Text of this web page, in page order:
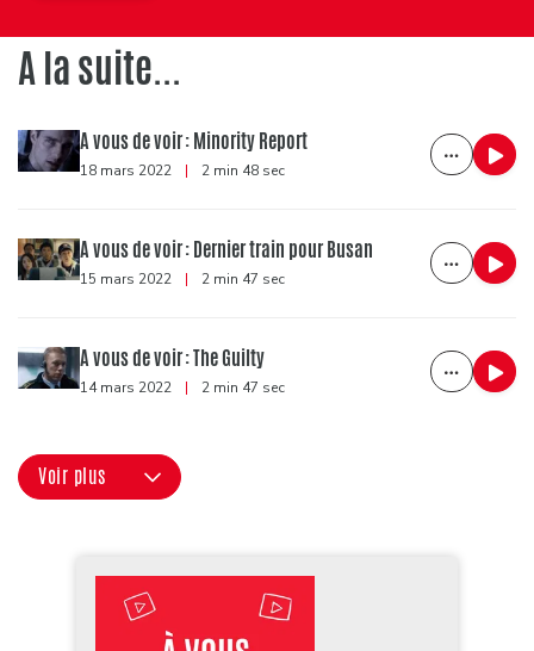
A la suite...
A vous de voir : Minority Report
18 mars 2022 | 2 min 48 sec
A vous de voir : Dernier train pour Busan
15 mars 2022 | 2 min 47 sec
A vous de voir : The Guilty
14 mars 2022 | 2 min 47 sec
Voir plus